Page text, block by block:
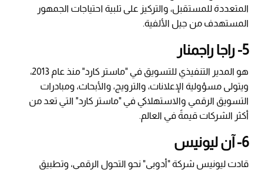
المتعددة للمستقبل، والتركيز على تلبية احتياجات الجمهور
المستهدف من جيل الألفية.
5- راجا راجمنار
هو المدير التنفيذي للتسويق في "ماستر كارد" منذ عام 2013،
ويتولى مسؤولية الإعلانات، والترويج، والأبحاث، ومبادرات
التسويق الرقمي والاستهلاكي في "ماستر كارد" التي تعد من
أكثر الشركات قيمةً في العالم.
6- آن ليونيس
قادت ليونيس شركة "أدوبي" نحو التحول الرقمي، وتطبيق